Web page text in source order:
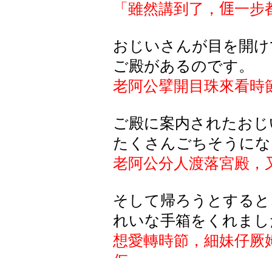
「雖然講到了， 𠊎一步
おじいさんが目を開
ご殿があるのです。
老阿公擘開目珠來看時
ご殿に案内されたお
たくさんごちそうに
老阿公分人渡落宮殿，
そして帰ろうとする
れいな手箱をくれま
想愛轉時節，細妹仔厥